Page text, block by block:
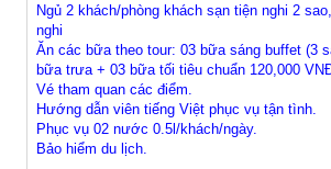
Ngủ 2 khách/phòng khách sạn tiện nghi 2
nghi
Ăn các bữa theo tour: 03 bữa sáng buffet (3
bữa trưa + 03 bữa tối tiêu chuẩn 120,000
Vé tham quan các điểm.
Hướng dẫn viên tiếng Việt phục vụ tận tình.
Phục vụ 02 nước 0.5l/khách/ngày.
Bảo hiểm du lịch.